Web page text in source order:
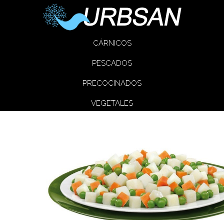
CÁRNICOS
PESCADOS
PRECOCINADOS
VEGETALES